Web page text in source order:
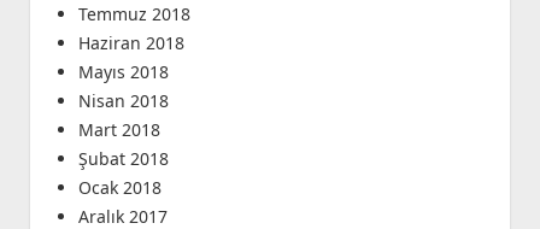
Temmuz 2018
Haziran 2018
Mayıs 2018
Nisan 2018
Mart 2018
Şubat 2018
Ocak 2018
Aralık 2017